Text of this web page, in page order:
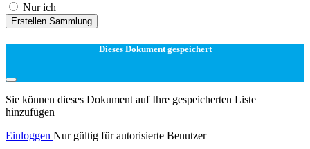
Nur ich
Erstellen Sammlung
Dieses Dokument gespeichert
Sie können dieses Dokument auf Ihre gespeicherten Liste
hinzufügen
Einloggen Nur gültig für autorisierte Benutzer